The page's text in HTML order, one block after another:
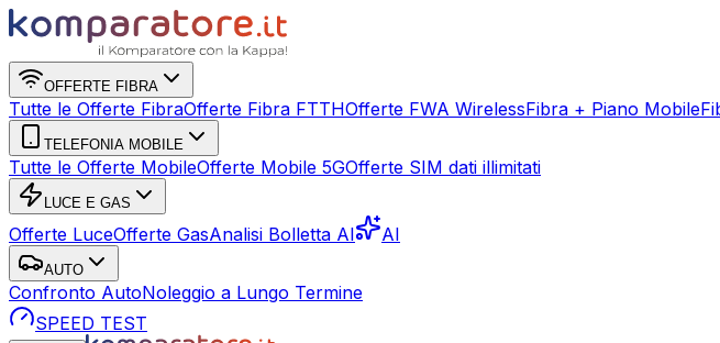
OFFERTE FIBRA
Tutte le Offerte FibraOfferte Fibra FTTHOfferte FWA WirelessFibra + Piano Mobile
TELEFONIA MOBILE
Tutte le Offerte MobileOfferte Mobile 5GOfferte SIM dati illimitati
LUCE E GAS
Offerte LuceOfferte GasAnalisi Bolletta AI AI
AUTO
Confronto AutoNoleggio a Lungo Termine
SPEED TEST